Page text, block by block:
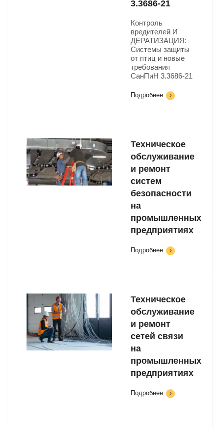
3.3686-21
Контроль
вредителей И
ДЕРАТИЗАЦИЯ:
Системы защиты
от птиц и новые
требования
СанПиН 3.3686-21
Подробнее
Техническое
обслуживание
и ремонт
систем
безопасности
на
промышленных
предприятиях
Подробнее
Техническое
обслуживание
и ремонт
сетей связи
на
промышленных
предприятиях
Подробнее